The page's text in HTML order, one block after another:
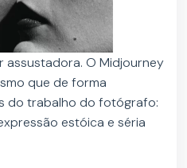
assustadora. O Midjourney
que de forma
do trabalho do fotógrafo:
estóica e séria